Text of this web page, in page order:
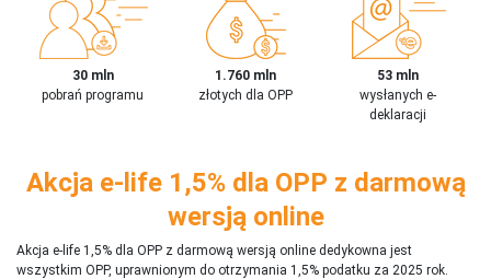
30 mln
pobrań programu
1.760 mln
złotych dla OPP
53 mln
wysłanych e-
deklaracji
Akcja e-life 1,5% dla OPP z darmową
wersją online
Akcja e-life 1,5% dla OPP z darmową wersją online dedykowna jest
wszystkim OPP, uprawnionym do otrzymania 1,5% podatku za 2025 rok.